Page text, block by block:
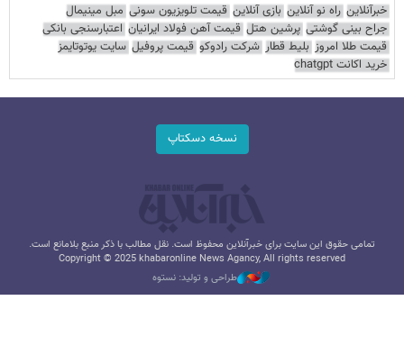
خبرآنلاین راه نو آنلاین بازی آنلاین قیمت تلویزیون سونی مبل مینیمال
جراح بینی گوشتی پرشین هتل قیمت آهن فولاد ایرانیان اعتبارسنجی بانکی
قیمت طلا امروز بلیط قطار شرکت رادوکو قیمت پروفیل سایت یوتوتایمز
خرید اکانت chatgpt
نسخه دسکتاپ
تمامی حقوق این سایت برای خبرآنلاین محفوظ است. نقل مطالب با ذکر منبع بلامانع است.
Copyright © 2025 khabaronline News Agancy, All rights reserved
طراحی و تولید: نستوه